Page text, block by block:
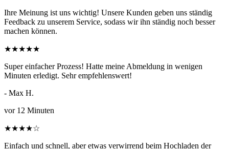
Ihre Meinung ist uns wichtig! Unsere Kunden geben uns ständig
Feedback zu unserem Service, sodass wir ihn ständig noch besser
machen können.
★★★★★
Super einfacher Prozess! Hatte meine Abmeldung in wenigen
Minuten erledigt. Sehr empfehlenswert!
- Max H.
vor 12 Minuten
★★★★☆
Einfach und schnell, aber etwas verwirrend beim Hochladen der